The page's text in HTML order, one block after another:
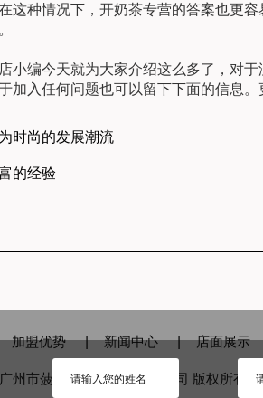
这种情况下，开奶茶专营的答案也更
编今天就为大家介绍这么多了，对于
加入任何问题也可以留下下面的信息
时尚的发展潮流
的经验
加盟优势 | 新闻中心 | 店面展示
州市菠萝蜜品牌策划有限公司 版权所有